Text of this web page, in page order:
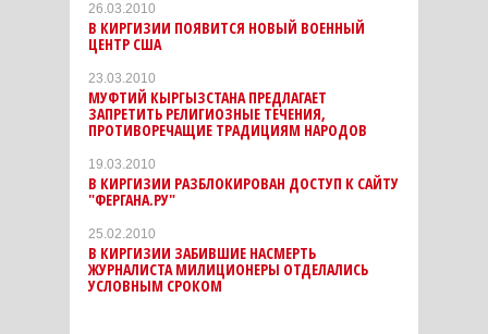
26.03.2010
В КИРГИЗИИ ПОЯВИТСЯ НОВЫЙ ВОЕННЫЙ
ЦЕНТР США
23.03.2010
МУФТИЙ КЫРГЫЗСТАНА ПРЕДЛАГАЕТ
ЗАПРЕТИТЬ РЕЛИГИОЗНЫЕ ТЕЧЕНИЯ,
ПРОТИВОРЕЧАЩИЕ ТРАДИЦИЯМ НАРОДОВ
19.03.2010
В КИРГИЗИИ РАЗБЛОКИРОВАН ДОСТУП К САЙТУ
"ФЕРГАНА.РУ"
25.02.2010
В КИРГИЗИИ ЗАБИВШИЕ НАСМЕРТЬ
ЖУРНАЛИСТА МИЛИЦИОНЕРЫ ОТДЕЛАЛИСЬ
УСЛОВНЫМ СРОКОМ